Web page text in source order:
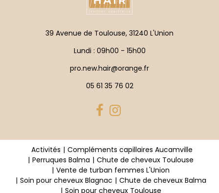
39 Avenue de Toulouse, 31240 L'Union
Lundi : 09h00 - 15h00
pro.new.hair@orange.fr
05 61 35 76 02
Activités
Compléments capillaires Aucamville
Perruques Balma
Chute de cheveux Toulouse
Vente de turban femmes L'Union
Soin pour cheveux Blagnac
Chute de cheveux Balma
Soin pour cheveux Toulouse